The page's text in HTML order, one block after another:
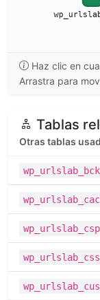
Haz clic en
Arrastra para
Tablas
Otras tablas
wp_urlslab_csp